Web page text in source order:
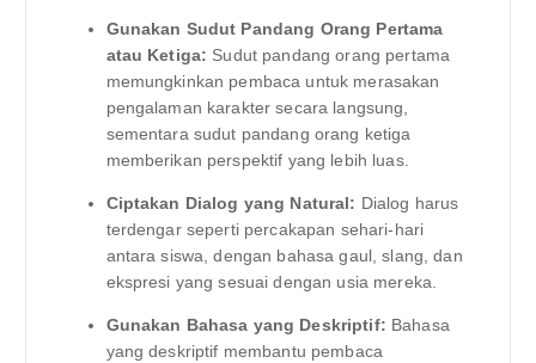
Gunakan Sudut Pandang Orang Pertama
atau Ketiga: Sudut pandang orang pertama
memungkinkan pembaca untuk merasakan
pengalaman karakter secara langsung,
sementara sudut pandang orang ketiga
memberikan perspektif yang lebih luas.
Ciptakan Dialog yang Natural: Dialog harus
terdengar seperti percakapan sehari-hari
antara siswa, dengan bahasa gaul, slang, dan
ekspresi yang sesuai dengan usia mereka.
Gunakan Bahasa yang Deskriptif: Bahasa
yang deskriptif membantu pembaca